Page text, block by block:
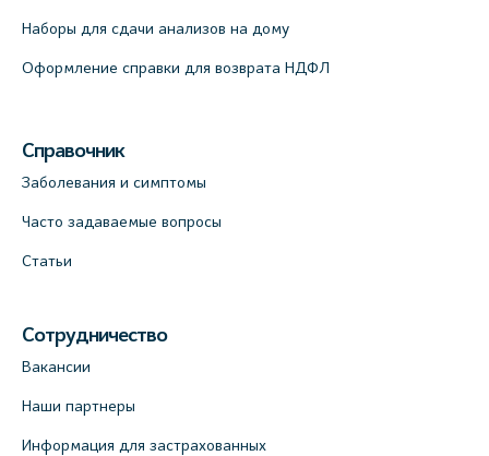
Наборы для сдачи анализов на дому
Оформление справки для возврата НДФЛ
Справочник
Заболевания и симптомы
Часто задаваемые вопросы
Статьи
Сотрудничество
Вакансии
Наши партнеры
Информация для застрахованных